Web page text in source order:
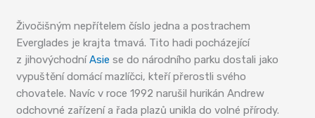
Živočišným nepřítelem číslo jedna a postrachem
Everglades je krajta tmavá. Tito hadi pocházející
z jihovýchodníAsie se do národního parku dostali jako
vypuštění domácí mazlíčci, kteří přerostli svého
chovatele. Navíc v roce 1992 narušil hurikán Andrew
odchovné zařízení a řada plazů unikla do volné přírody.